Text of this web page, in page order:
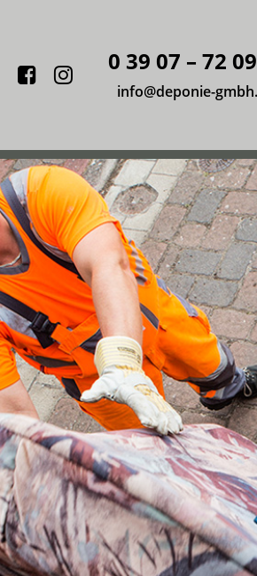
Facebook
Instagram
0 39 07 – 72
info@deponie-